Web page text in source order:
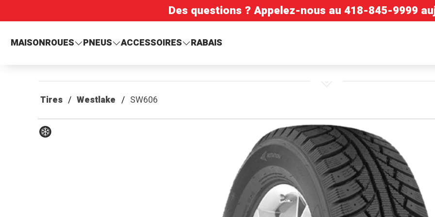
Des questions ? Appelez-nous au 418-845-9999
MAISONROUES PNEUS ACCESSOIRES RABAIS
Tires Westlake SW606